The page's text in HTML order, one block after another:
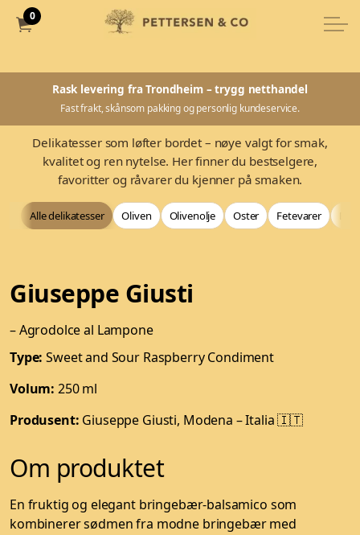
0
Rask levering fra Trondheim – trygg netthandel
Fast frakt, skånsom pakking og personlig kundeservice.
Delikatesser som løfter bordet – nøye valgt for smak,
kvalitet og ren nytelse. Her finner du bestselgere,
favoritter og råvarer du kjenner på smaken.
Alle delikatesser Oliven Olivenolje Oster Fetevarer
Giuseppe Giusti
– Agrodolce al Lampone
Type: Sweet and Sour Raspberry Condiment
Volum: 250 ml
Produsent: Giuseppe Giusti, Modena – Italia 🇮🇹
Om produktet
En fruktig og elegant bringebær-balsamico som
kombinerer sødmen fra modne bringebær med